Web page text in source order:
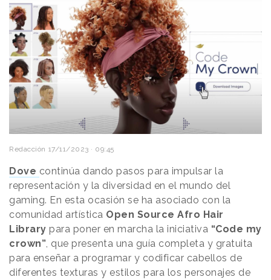
Redacción 17/11/2023 · 09:45
Dove continúa dando pasos para impulsar la
representación y la diversidad en el mundo del
gaming. En esta ocasión se ha asociado con la
comunidad artística Open Source Afro Hair
Library para poner en marcha la iniciativa “Code my
crown” , que presenta una guía completa y gratuita
para enseñar a programar y codificar cabellos de
diferentes texturas y estilos para los personajes de